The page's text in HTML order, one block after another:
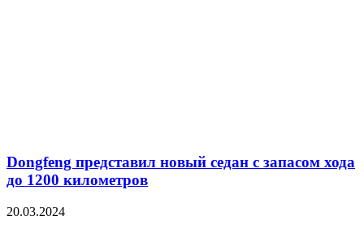
Dongfeng представил новый седан с запасом хода
до 1200 километров
20.03.2024